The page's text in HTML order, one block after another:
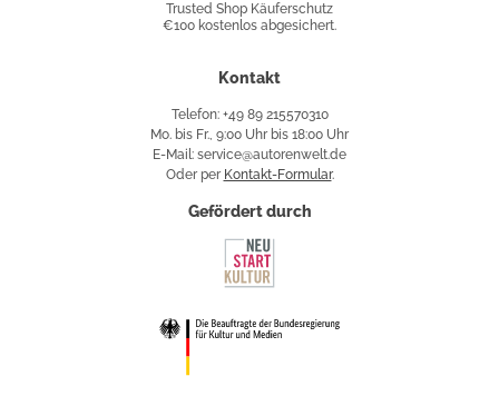
Käuferschutz
Trusted Shop Käuferschutz
€100 kostenlos abgesichert.
Kontakt
Telefon: +49 89 215570310
Mo. bis Fr., 9:00 Uhr bis 18:00 Uhr
E-Mail: service@autorenwelt.de
Oder per Kontakt-Formular.
Gefördert durch